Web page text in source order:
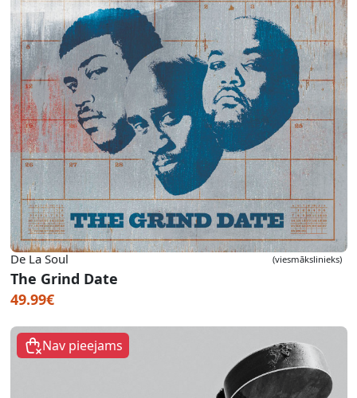
De La Soul (viesmākslinieks)
The Grind Date
49.99€
Nav pieejams